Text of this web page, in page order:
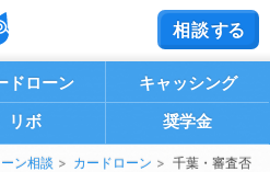
ドローン
キャッシング
リボ 奨学金
ン相談 カードローン
千葉・審査否
相談する